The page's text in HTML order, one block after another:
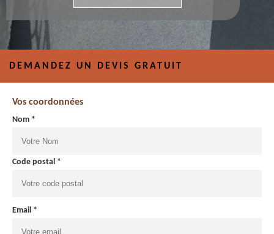
DEMANDEZ UN DEVIS GRATUIT
Vos coordonnées
Nom *
Code postal *
Email *